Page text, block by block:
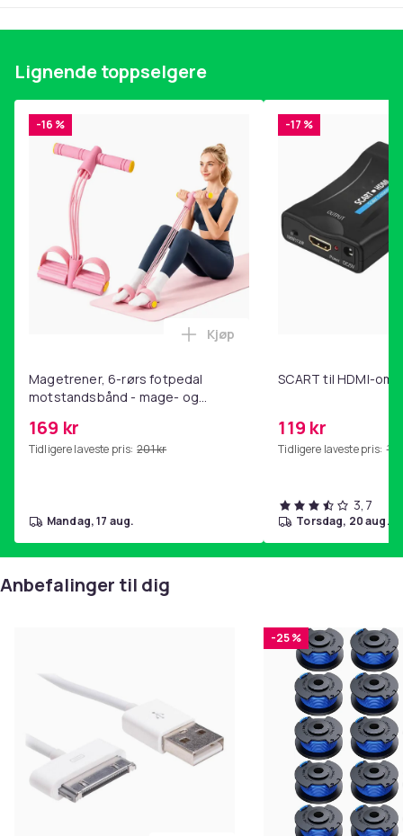
Lignende toppselgere
-16 %
Magetrener, 6-rørs fotpedal
motstandsbånd - mage- og
hjemmegymnastikk Pink
169 kr
Tidligere laveste pris: 201 kr
Legg Magetrener, 6-rørs
Kjøp
mandag, 17 aug.
-17 %
SCART til HDMI-
119 kr
Tidligere laveste pris:
3,7
torsdag, 20 aug.
Anbefalinger til dig
-25 %